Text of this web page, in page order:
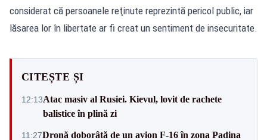
considerat că persoanele reţinute reprezintă pericol public, iar
lăsarea lor în libertate ar fi creat un sentiment de insecuritate.
CITEȘTE ȘI
12:13Atac masiv al Rusiei. Kievul, lovit de rachete
balistice în plină zi
11:27Dronă doborâtă de un avion F‑16 în zona Padina